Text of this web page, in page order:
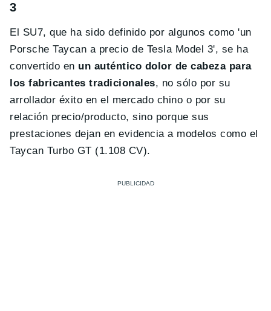
3
El SU7, que ha sido definido por algunos como 'un
Porsche Taycan a precio de Tesla Model 3', se ha
convertido en un auténtico dolor de cabeza para
los fabricantes tradicionales, no sólo por su
arrollador éxito en el mercado chino o por su
relación precio/producto, sino porque sus
prestaciones dejan en evidencia a modelos como el
Taycan Turbo GT (1.108 CV).